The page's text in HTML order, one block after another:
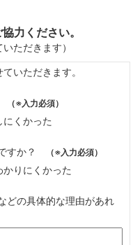
力ください。
ただきます）
いただきます。
（※入力必須）
にくかった
すか？ （※入力必須）
かりにくかった
どの具体的な理由があれ